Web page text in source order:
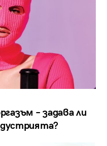
– задава ли